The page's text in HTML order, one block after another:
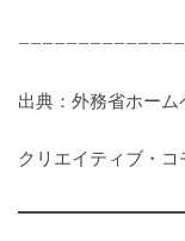
出典：外務省ホーム
クリエイティブ・